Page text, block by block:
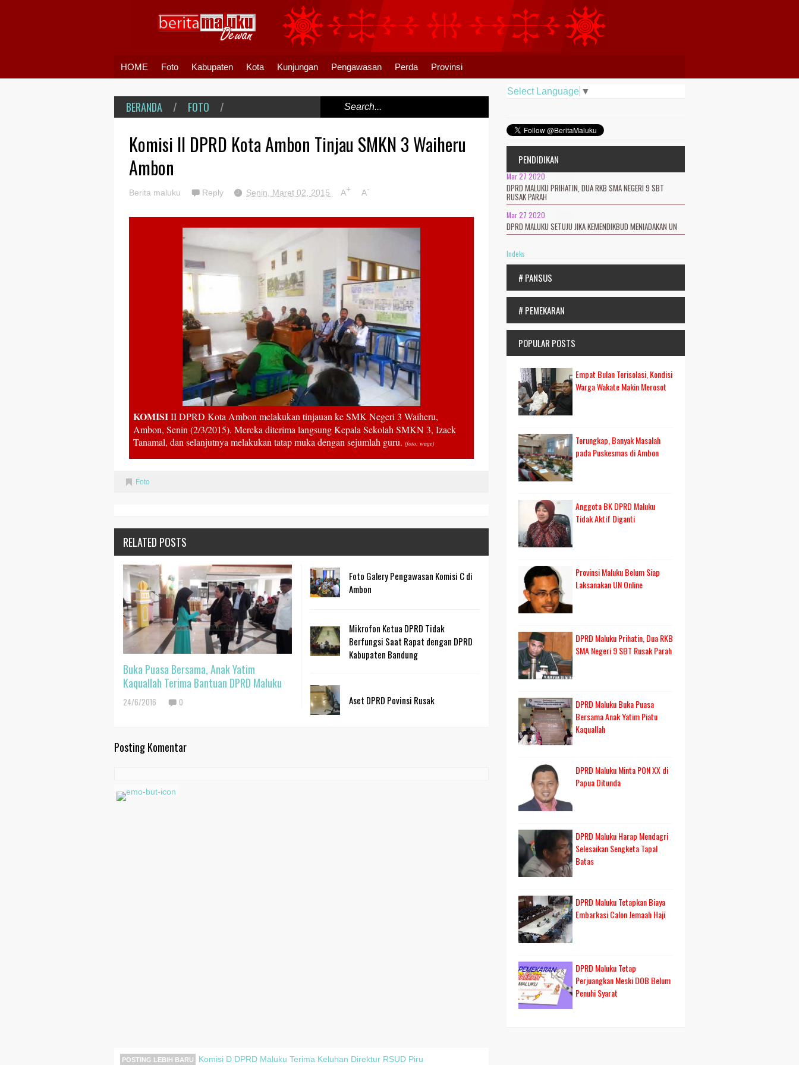
HOME Foto Kabupaten Kota Kunjungan Pengawasan Perda Provinsi
BERANDA / FOTO /
Komisi II DPRD Kota Ambon Tinjau SMKN 3 Waiheru
Ambon
Berita maluku Reply Senin, Maret 02, 2015 A+ A-
KOMISIII DPRD Kota Ambon melakukan tinjauan ke SMK Negeri 3 Waiheru,
Ambon, Senin (2/3/2015). Mereka diterima langsung Kepala Sekolah SMKN 3, Izack
Tanamal, dan selanjutnya melakukan tatap muka dengan sejumlah guru.(foto: wage)
Foto
RELATED POSTS
Buka Puasa Bersama, Anak Yatim
Kaquallah Terima Bantuan DPRD Maluku
24/6/2016 0
Foto Galery Pengawasan Komisi C di
Ambon
Mikrofon Ketua DPRD Tidak
Berfungsi Saat Rapat dengan DPRD
Kabupaten Bandung
Aset DPRD Povinsi Rusak
Posting Komentar
POSTING LEBIH BARU Komisi D DPRD Maluku Terima Keluhan Direktur RSUD Piru
Select Language ▼
PENDIDIKAN
Mar 27 2020
DPRD MALUKU PRIHATIN, DUA RKB SMA NEGERI 9 SBT
RUSAK PARAH
Mar 27 2020
DPRD MALUKU SETUJU JIKA KEMENDIKBUD MENIADAKAN UN
Indeks
# PANSUS
# PEMEKARAN
POPULAR POSTS
Empat Bulan Terisolasi, Kondisi
Warga Wakate Makin Merosot
Terungkap, Banyak Masalah
pada Puskesmas di Ambon
Anggota BK DPRD Maluku
Tidak Aktif Diganti
Provinsi Maluku Belum Siap
Laksanakan UN Online
DPRD Maluku Prihatin, Dua RKB
SMA Negeri 9 SBT Rusak Parah
DPRD Maluku Buka Puasa
Bersama Anak Yatim Piatu
Kaquallah
DPRD Maluku Minta PON XX di
Papua Ditunda
DPRD Maluku Harap Mendagri
Selesaikan Sengketa Tapal
Batas
DPRD Maluku Tetapkan Biaya
Embarkasi Calon Jemaah Haji
DPRD Maluku Tetap
Perjuangkan Meski DOB Belum
Penuhi Syarat